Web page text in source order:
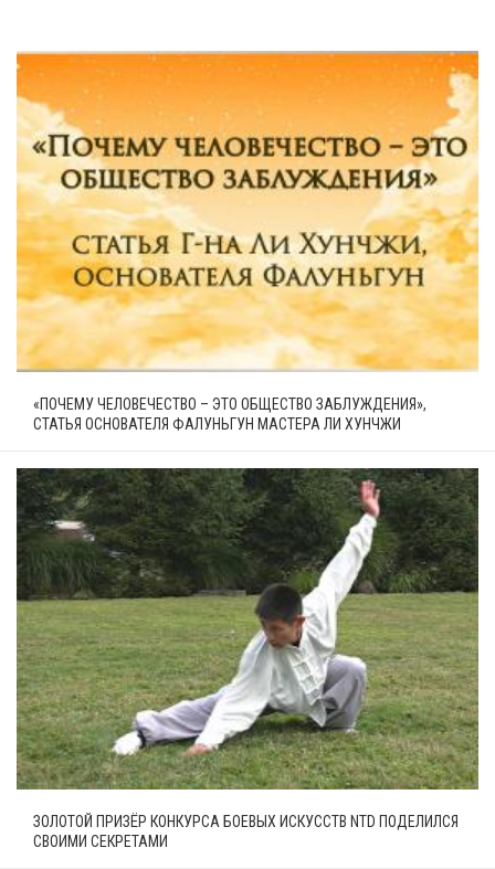
«ПОЧЕМУ ЧЕЛОВЕЧЕСТВО – ЭТО ОБЩЕСТВО ЗАБЛУЖДЕНИЯ»,
СТАТЬЯ ОСНОВАТЕЛЯ ФАЛУНЬГУН МАСТЕРА ЛИ ХУНЧЖИ
ЗОЛОТОЙ ПРИЗЁР КОНКУРСА БОЕВЫХ ИСКУССТВ NTD ПОДЕЛИЛСЯ
СВОИМИ СЕКРЕТАМИ